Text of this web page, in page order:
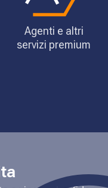
Agenti e altri
servizi premium